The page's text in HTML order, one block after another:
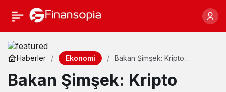
Haberler Ekonomi
Bakan Şimşek: Kripto
yasakladık
Bakan Şimşek: Kripto